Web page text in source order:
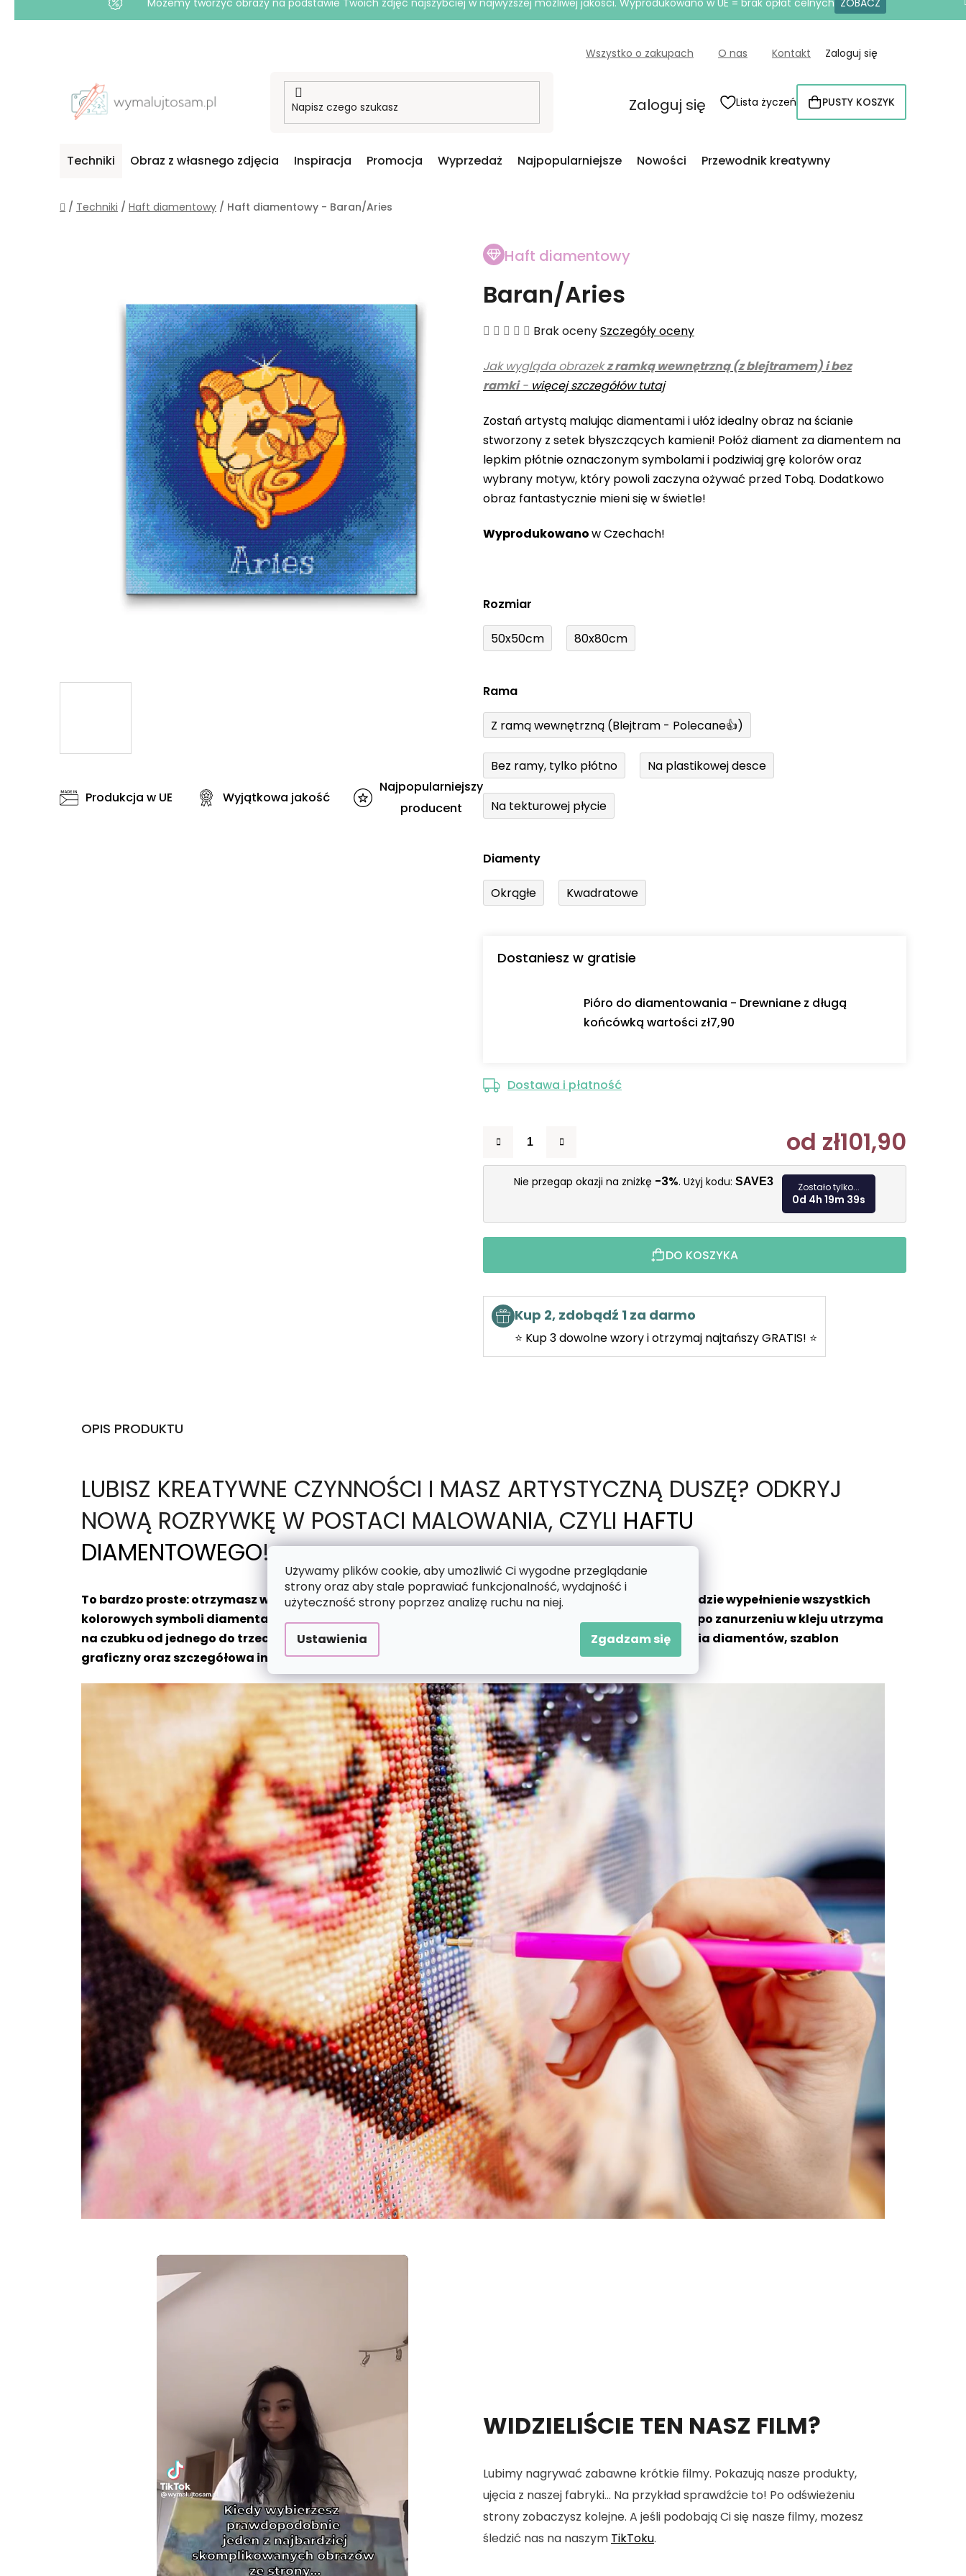
Używamy plików cookie, aby umożliwić Ci wygodne przeglądanie
strony oraz aby stale poprawiać funkcjonalność, wydajność i
użyteczność strony poprzez analizę ruchu na niej.
Ustawienia Zgadzam się
Możemy tworzyć obrazy na podstawie Twoich zdjęć najszybciej w najwyższej możliwej jakości. Wyprodukowano w UE = brak opłat celnych ZOBACZ
Wszystko o zakupach O nas Kontakt Zaloguj się
Zaloguj się Lista życzeń KOSZYK
PUSTY KOSZYK
Techniki Obraz z własnego zdjęcia Inspiracja Promocja Wyprzedaż Najpopularniejsze Nowości Przewodnik kreatywny
Home
/ Techniki / Haft diamentowy / Haft diamentowy - Baran/Aries
Haft diamentowy
Baran/Aries
Średnia
produktu
wynosi
na
5
gwiazdek.
Brak ocenySzczegóły oceny
Jak wygląda obrazekz ramką wewnętrzną (z blejtramem) i bez
ramki- więcej szczegółów tutaj
Zostań artystą malując diamentami i ułóż idealny obraz na ścianie
stworzony z setek błyszczących kamieni! Połóż diament za diamentem na
lepkim płótnie oznaczonym symbolami i podziwiaj grę kolorów oraz
wybrany motyw, który powoli zaczyna ożywać przed Tobą. Dodatkowo
obraz fantastycznie mieni się w świetle!
Wyprodukowanow Czechach!
Rozmiar
50x50cm 80x80cm
Rama
Z ramą wewnętrzną (Blejtram - Polecane👍)
Bez ramy, tylko płótno Na plastikowej desce
Na tekturowej płycie
Diamenty
Okrągłe Kwadratowe
Dostaniesz w gratisie
Pióro do diamentowania - Drewniane z długą
końcówką wartości zł7,90
Dostawa i płatność
od zł101,90
Cena
Nie przegap okazji na zniżkę -3%. Użyj kodu: SAVE3 Zostało tylko...
0d 4h 19m 38s
DO KOSZYKA
Kup 2, zdobądź 1 za darmo
⭐ Kup 3 dowolne wzory i otrzymaj najtańszy GRATIS! ⭐
Produkcja w UE Wyjątkowa jakość
Najpopularniejszy
producent
OPIS PRODUKTU
LUBISZ KREATYWNE CZYNNOŚCI I MASZ ARTYSTYCZNĄ DUSZĘ? ODKRYJ
NOWĄ ROZRYWKĘ W POSTACI MALOWANIA, CZYLI HAFTU
DIAMENTOWEGO!
To bardzo proste: otrzymasz wybrany motyw nadrukowany na lepkim płótnie, a Twoim zadaniem będzie wypełnienie wszystkich
kolorowych symboli diamentami z odpowiednimi numerami. Pomoże Ci w tym specjalne pióro, które po zanurzeniu w kleju utrzyma
na czubku od jednego do trzech diamentów naraz. W zestawie znajduje się również miska do zbierania diamentów, szablon
graficzny oraz szczegółowa instrukcja. Jesteś gotowy na błyszczącą artystyczną zabawę?
WIDZIELIŚCIE TEN NASZ FILM?
Lubimy nagrywać zabawne krótkie filmy. Pokazują nasze produkty,
ujęcia z naszej fabryki... Na przykład sprawdźcie to! Po odświeżeniu
strony zobaczysz kolejne. A jeśli podobają Ci się nasze filmy, możesz
śledzić nas na naszym TikToku.